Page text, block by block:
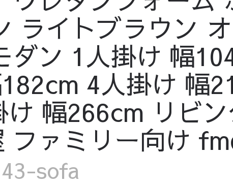
ライトブラウン
ダン 1人掛け 幅
4人掛け 幅
幅266cm リビ
ファミリー向け
sofa